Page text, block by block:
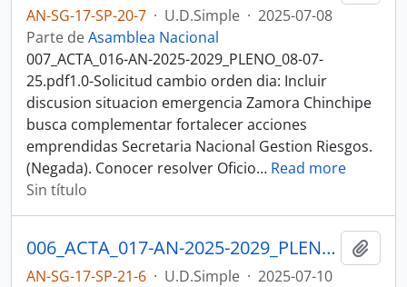
AN-SG-17-SP-20-7 · U.D.Simple · 2025-07-08
Parte deAsamblea Nacional
007_ACTA_016-AN-2025-2029_PLENO_08-07-
25.pdf1.0-Solicitud cambio orden dia: Incluir
discusion situacion emergencia Zamora Chinchipe
busca complementar fortalecer acciones
emprendidas Secretaria Nacional Gestion Riesgos.
(Negada). Conocer resolver Oficio… Read more
Sin título
006_ACTA_017-AN-2025-2029_PLENO_10-07-25SESION DEL PLENO N 017 ASAMBLEA NACIONAL 2025-2027
AN-SG-17-SP-21-6 · U.D.Simple · 2025-07-10